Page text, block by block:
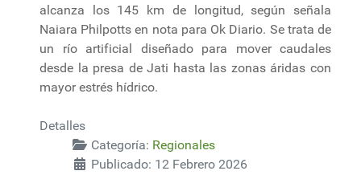
alcanza los 145 km de longitud, según señala
Naiara Philpotts en nota para Ok Diario. Se trata de
un río artificial diseñado para mover caudales
desde la presa de Jati hasta las zonas áridas con
mayor estrés hídrico.
Detalles
Categoría: Regionales
Publicado: 12 Febrero 2026